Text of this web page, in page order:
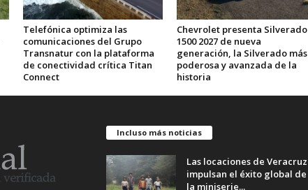
Telefónica optimiza las
comunicaciones del Grupo
Transnatur con la plataforma
de conectividad crítica Titan
Connect
Chevrolet presenta Silverado
1500 2027 de nueva
generación, la Silverado más
poderosa y avanzada de la
historia
Incluso más noticias
Las locaciones de Veracruz
impulsan el éxito global de
la miniserie...